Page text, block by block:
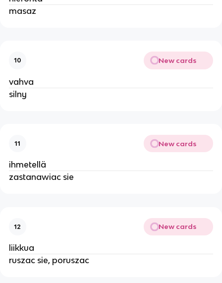
masaz
10 New cards
vahva
silny
11 New cards
ihmetellä
zastanawiac sie
12 New cards
liikkua
ruszac sie, poruszac